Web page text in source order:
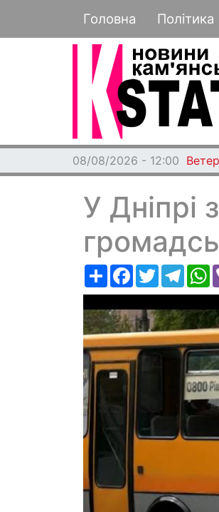
Основная
Головна Політика
08/08/2026 - 12:00
У Дніпрі
РесурсFacebook
Twitter